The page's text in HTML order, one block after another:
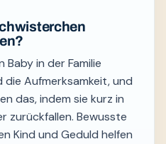
Baby in der Familie
Aufmerksamkeit, und
das, indem sie kurz in
zurückfallen. Bewusste
Kind und Geduld helfen